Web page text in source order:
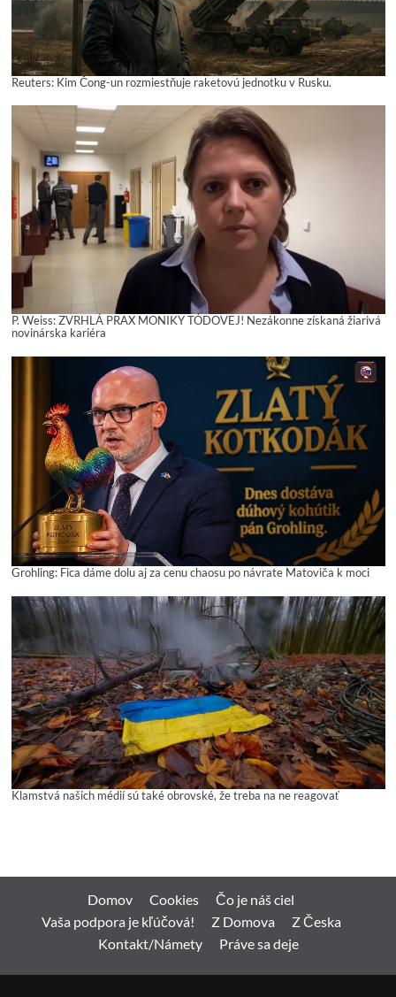
Reuters: Kim Čong-un rozmiestňuje raketovú jednotku v Rusku.
P. Weiss: ZVRHLÁ PRAX MONIKY TÓDOVEJ! Nezákonne získaná žiarivá
novinárska kariéra
Grohling: Fica dáme dolu aj za cenu chaosu po návrate Matoviča k moci
Klamstvá našich médií sú také obrovské, že treba na ne reagovať
Domov Cookies
Čo je náš ciel
Vaša podpora je kľúčová!
Z Domova
Z Česka
Kontakt/Námety
Práve sa deje